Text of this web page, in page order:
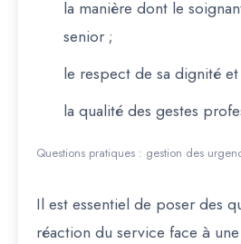
la manière dont le
senior ;
le respect de sa dignité
la qualité des gestes
Questions pratiques : gestion des
Il est essentiel de poser des
réaction du service face à